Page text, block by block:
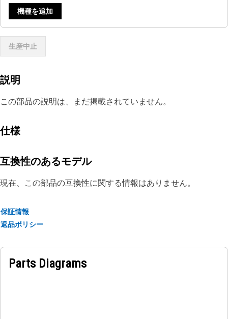
機種を追加
生産中止
説明
この部品の説明は、まだ掲載されていません。
仕様
互換性のあるモデル
現在、この部品の互換性に関する情報はありません。
保証情報
返品ポリシー
Parts Diagrams